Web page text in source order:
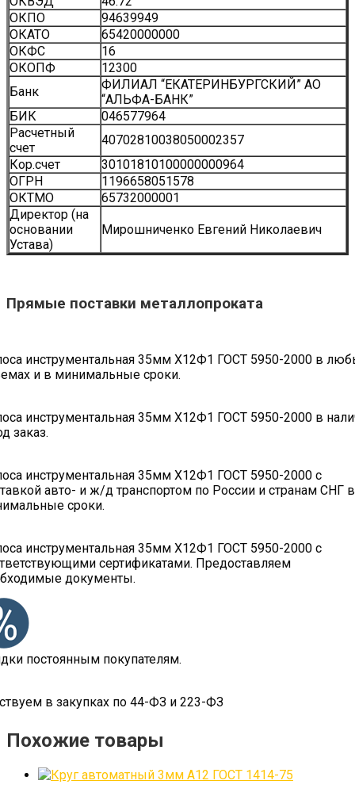
ОКПО
94639949
ОКАТО
65420000000
ОКФС
16
ОКОПФ
12300
Банк
ФИЛИАЛ “ЕКАТЕРИНБУРГСКИЙ” АО
“АЛЬФА-БАНК”
БИК
046577964
Расчетный
счет
40702810038050002357
Кор.счет
30101810100000000964
ОГРН
1196658051578
ОКТМО
65732000001
Директор (на
основании
Устава)
Мирошниченко Евгений Николаевич
Прямые поставки металлопроката
инструментальная 35мм Х12Ф1 ГОСТ 5950-2000 в
и в минимальные сроки.
инструментальная 35мм Х12Ф1 ГОСТ 5950-2000 в
заказ.
инструментальная 35мм Х12Ф1 ГОСТ 5950-2000 с
авто- и ж/д транспортом по России и странам СНГ в
сроки.
инструментальная 35мм Х12Ф1 ГОСТ 5950-2000 с
сертификатами. Предоставляем
документы.
постоянным покупателям.
в закупках по 44-ФЗ и 223-ФЗ
Похожие товары